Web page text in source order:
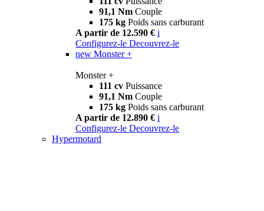
91,1 Nm Couple
175 kg Poids sans carburant
A partir de 12.590 € i
Configurez-le Decouvrez-le
new Monster +
Monster +
111 cv Puissance
91,1 Nm Couple
175 kg Poids sans carburant
A partir de 12.890 € i
Configurez-le Decouvrez-le
Hypermotard